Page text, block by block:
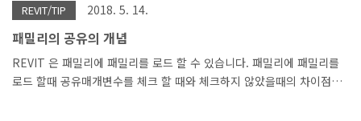
REVIT/TIP 2018. 5. 14.
패밀리의 공유의 개념
REVIT 은 패밀리에 패밀리를 로드 할 수 있습니다. 패밀리에 패밀리를
로드 할때 공유매개변수를 체크 할 때와 체크하지 않았을때의 차이점을